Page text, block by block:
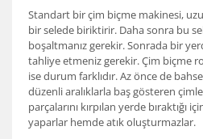
Standart bir çim biçme makinesi,
bir selede biriktirir. Daha sonra bu
boşaltmanız gerekir. Sonrada bir
tahliye etmeniz gerekir. Çim biçme
ise durum farklıdır. Az önce de
düzenli aralıklarla baş gösteren
parçalarını kırpılan yerde bıraktığı
yaparlar hemde atık oluşturmazlar.